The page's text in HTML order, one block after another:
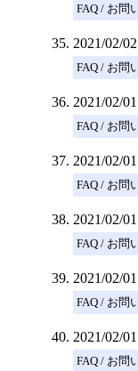
FAQ / お問
2021/02/
FAQ / お問
2021/02/
FAQ / お問
2021/02/
FAQ / お問
2021/02/
FAQ / お問
2021/02/
FAQ / お問
2021/02/
FAQ / お問